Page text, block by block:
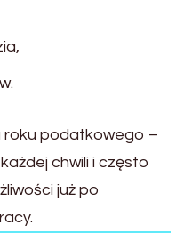
podatkowego –
chwili i często
już po